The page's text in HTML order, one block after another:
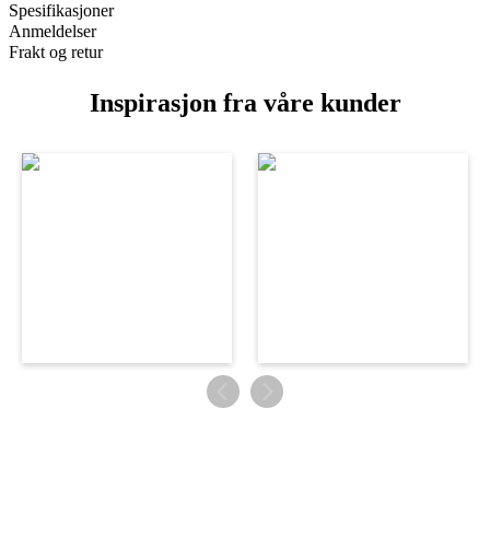
Spesifikasjoner
Anmeldelser
Frakt og retur
Inspirasjon fra våre kunder